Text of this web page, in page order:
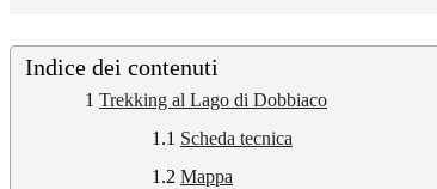
Indice dei contenuti
1 Trekking al Lago di Dobbiaco
1.1 Scheda tecnica
1.2 Mappa